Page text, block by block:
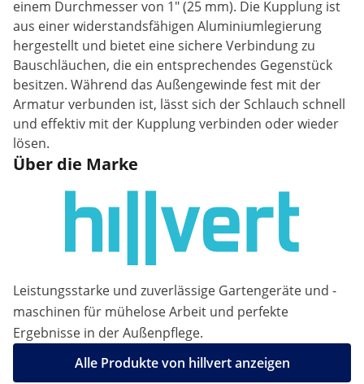
einem Durchmesser von 1" (25 mm). Die Kupplung ist
aus einer widerstandsfähigen Aluminiumlegierung
hergestellt und bietet eine sichere Verbindung zu
Bauschläuchen, die ein entsprechendes Gegenstück
besitzen. Während das Außengewinde fest mit der
Armatur verbunden ist, lässt sich der Schlauch schnell
und effektiv mit der Kupplung verbinden oder wieder
lösen.
Über die Marke
Leistungsstarke und zuverlässige Gartengeräte und -
maschinen für mühelose Arbeit und perfekte
Ergebnisse in der Außenpflege.
Alle Produkte von hillvert anzeigen